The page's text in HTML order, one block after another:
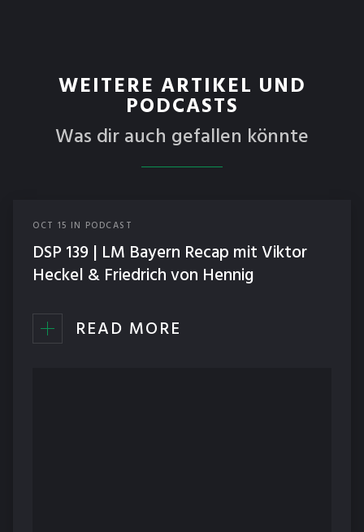
WEITERE ARTIKEL UND
PODCASTS
Was dir auch gefallen könnte
OCT 15 IN PODCAST
DSP 139 | LM Bayern Recap mit Viktor
Heckel & Friedrich von Hennig
READ MORE